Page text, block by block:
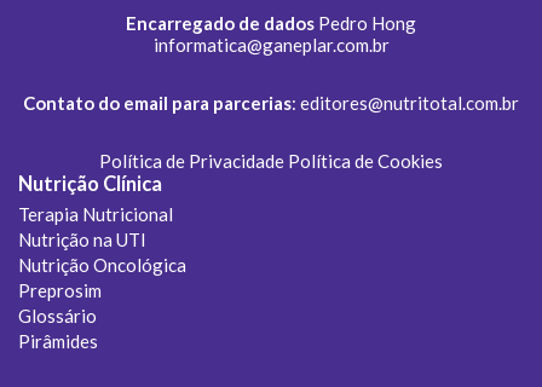
Encarregado de dados Pedro Hong
informatica@ganeplar.com.br
Contato do email para parcerias: editores@nutritotal.com.br
Política de Privacidade Política de Cookies
Nutrição Clínica
Terapia Nutricional
Nutrição na UTI
Nutrição Oncológica
Preprosim
Glossário
Pirâmides